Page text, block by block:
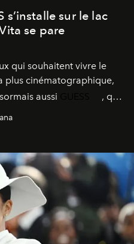
s’installe sur le lac
se pare
qui souhaitent vivre le
plus cinématographique,
aussi
, qui
de style les plus